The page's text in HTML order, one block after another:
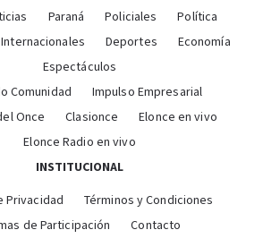
Paraná Policiales
Política
Internacionales Deportes
Economía
Espectáculos
Comunidad
Impulso Empresarial
Once
Clasionce
Elonce en vivo
Elonce Radio en vivo
INSTITUCIONAL
Privacidad
Términos y Condiciones
de Participación
Contacto